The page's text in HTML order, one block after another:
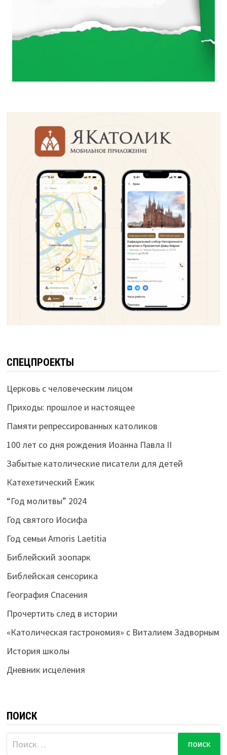
СПЕЦПРОЕКТЫ
Церковь с человеческим лицом
Приходы: прошлое и настоящее
Памяти репрессированных католиков
100 лет со дня рождения Иоанна Павла II
Забытые католические писатели для детей
Катехетический Ёжик
“Год молитвы” 2024
Год святого Иосифа
Год семьи Amoris Laetitia
Библейский зоопарк
Библейская сенсорика
География Спасения
Прочертить след в истории
«Католическая гастрономия» с Виталием Задворным
История школы
Дневник исцеления
ПОИСК
Найти: